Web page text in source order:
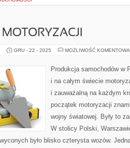
GRU - 22 - 2025 MOŻLIWOŚĆ
Produkcja samochodów w
i na całym świecie
i zauważalną na każdym
początek motoryzacji
wojny światowej. Były to
W stolicy Polski,
było blisko czterysta wozów.